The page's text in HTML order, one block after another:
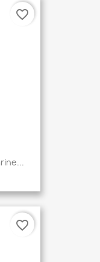
favorite_border
favorite_border